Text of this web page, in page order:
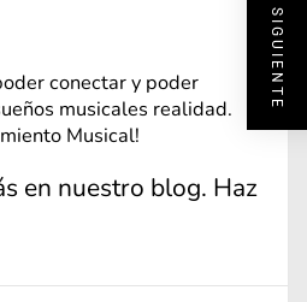
conectar y poder
musicales realidad.
Musical!
en nuestro blog. Haz